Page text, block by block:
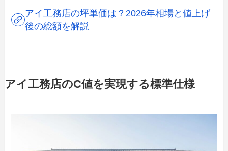
アイ工務店の坪単価は？2026年相場と値上げ
後の総額を解説
アイ工務店のC値を実現する標準仕様